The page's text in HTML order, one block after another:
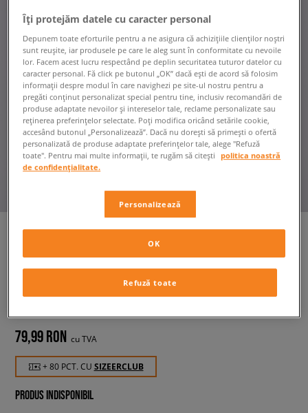
NIKE TRICOU K NSW TEE TD
79,99 RON cu TVA
+ 80 PCT. CU SIZEERCLUB
PRODUS INDISPONIBIL
Îți protejăm datele cu caracter personal
Depunem toate eforturile pentru a ne asigura că achizițiile clienților noștri
sunt reușite, iar produsele pe care le aleg sunt în conformitate cu nevoile
lor. Facem acest lucru respectând pe deplin securitatea tuturor datelor cu
caracter personal. Fă click pe butonul „OK” dacă ești de acord să folosim
informații despre modul în care navighezi pe site-ul nostru pentru a
pregăti conținut personalizat special pentru tine, inclusiv recomandări de
produse adaptate nevoilor și intereselor tale, reclame personalizate sau
reținerea preferințelor selectate. Poți modifica oricând setările cookie,
accesând butonul „Personalizează”. Dacă nu dorești să primești o ofertă
personalizată de produse adaptate preferințelor tale, alege "Refuză
toate". Pentru mai multe informații, te rugăm să citești
politica noastră
de confidențialitate.
Personalizează
Refuză toate
OK